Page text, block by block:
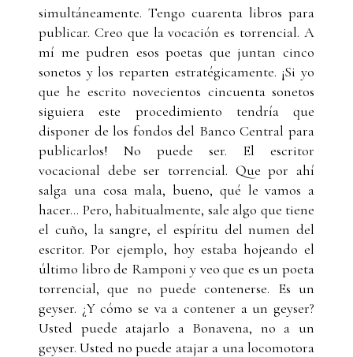
simultáneamente. Tengo cuarenta libros para
publicar. Creo que la vocación es torrencial. A
mí me pudren esos poetas que juntan cinco
sonetos y los reparten estratégicamente. ¡Si yo
que he escrito novecientos cincuenta sonetos
siguiera este procedimiento tendría que
disponer de los fondos del Banco Central para
publicarlos! No puede ser. El escritor
vocacional debe ser torrencial. Que por ahí
salga una cosa mala, bueno, qué le vamos a
hacer... Pero, habitualmente, sale algo que tiene
el cuño, la sangre, el espíritu del numen del
escritor. Por ejemplo, hoy estaba hojeando el
último libro de Ramponi y veo que es un poeta
torrencial, que no puede contenerse. Es un
geyser. ¿Y cómo se va a contener a un geyser?
Usted puede atajarlo a Bonavena, no a un
geyser. Usted no puede atajar a una locomotora